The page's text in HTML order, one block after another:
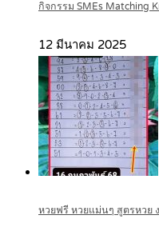
กิจกรรม SMEs Matching
12 มีนาคม 2025
หวยฟรี หวยแม่นๆ สูตรหวย